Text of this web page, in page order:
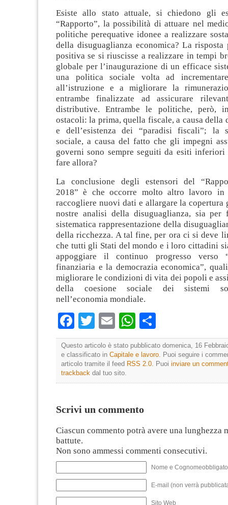
Esiste allo stato attuale, si chiedono gli
“Rapporto”, la possibilità di attuare nel
politiche perequative idonee a realizzare
della disuguaglianza economica? La risposta
positiva se si riuscisse a realizzare in tempi
globale per l’inaugurazione di un efficace
una politica sociale volta ad
all’istruzione e a migliorare la
entrambe finalizzate ad assicurare
distributive. Entrambe le politiche, però,
ostacoli: la prima, quella fiscale, a causa della
e dell’esistenza dei “paradisi fiscali”; la
sociale, a causa del fatto che gli impegni
governi sono sempre seguiti da esiti inferiori
fare allora?
La conclusione degli estensori del
2018” è che occorre molto altro lavoro
raccogliere nuovi dati e allargare la copertura
nostre analisi della disuguaglianza, sia per
sistematica rappresentazione della
della ricchezza. A tal fine, per ora ci si deve
che tutti gli Stati del mondo e i loro cittadini
appoggiare il continuo progresso verso
finanziaria e la democrazia economica”,
migliorare le condizioni di vita dei popoli e
della coesione sociale dei sistemi
nell’economia mondiale.
Facebook
TwitterEmailWhatsApp
Questo articolo è stato pubblicato domenica, 16
e classificato in Capitale e lavoro . Puoi seguire i
articolo tramite il feed RSS 2.0 . Puoi inviare un
trackback dal tuo sito.
Scrivi un commento
Ciascun commento potrà avere una lunghezza
battute.
Non sono ammessi commenti consecutivi.
Nome e
E-mail (non verrà
Sito Web